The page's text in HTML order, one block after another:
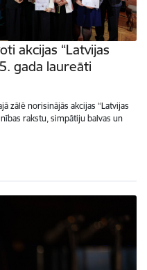
akcijas “Latvijas
gada laureāti
zālē norisinājās akcijas “Latvijas
rakstu, simpātiju balvas un